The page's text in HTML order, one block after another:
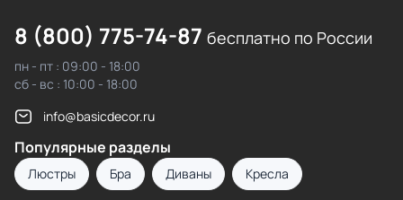
8 (800) 775-74-87 бесплатно по России
пн - пт : 09:00 - 18:00
сб - вс : 10:00 - 18:00
info@basicdecor.ru
Популярные разделы
Люстры Бра Диваны Кресла